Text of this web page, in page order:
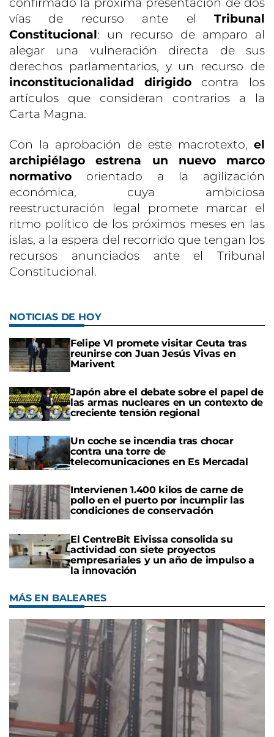
vías de recurso ante el Tribunal
Constitucional: un recurso de amparo al
alegar una vulneración directa de sus
derechos parlamentarios, y un recurso de
inconstitucionalidad dirigidocontra los
artículos que consideran contrarios a la
Carta Magna.
Con la aprobación de este macrotexto, el
archipiélago estrena un nuevo marco
normativo orientado a la agilización
económica, cuya ambiciosa
reestructuración legal promete marcar el
ritmo político de los próximos meses en las
islas, a la espera del recorrido que tengan los
recursos anunciados ante el Tribunal
Constitucional.
NOTICIAS DE HOY
Felipe VI promete visitar Ceuta tras
reunirse con Juan Jesús Vivas en
Marivent
Japón abre el debate sobre el papel de
las armas nucleares en un contexto de
creciente tensión regional
Un coche se incendia tras chocar
contra una torre de
telecomunicaciones en Es Mercadal
Intervienen 1.400 kilos de carne de
pollo en el puerto por incumplir las
condiciones de conservación
El CentreBit Eivissa consolida su
actividad con siete proyectos
empresariales y un año de impulso a
la innovación
MÁS EN BALEARES